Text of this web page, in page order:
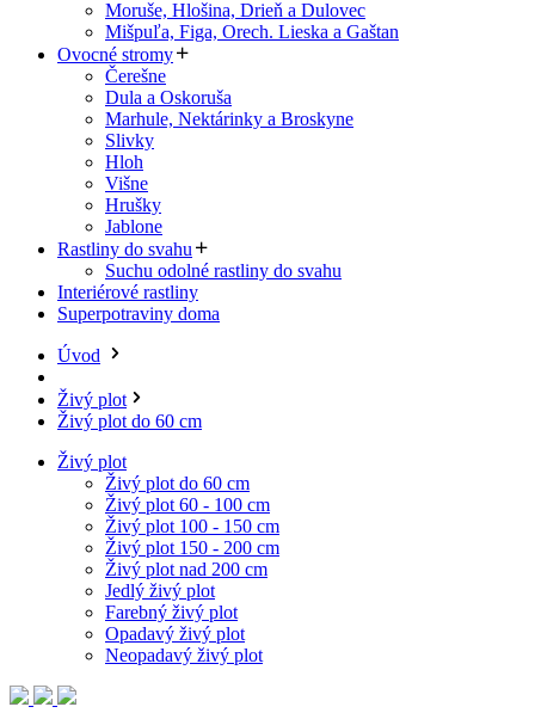
Moruše, Hlošina, Drieň a Dulovec
Mišpuľa, Figa, Orech. Lieska a Gaštan
Ovocné stromy
Čerešne
Dula a Oskoruša
Marhule, Nektárinky a Broskyne
Slivky
Hloh
Višne
Hrušky
Jablone
Rastliny do svahu
Suchu odolné rastliny do svahu
Interiérové rastliny
Superpotraviny doma
Úvod
Živý plot
Živý plot do 60 cm
Živý plot
Živý plot do 60 cm
Živý plot 60 - 100 cm
Živý plot 100 - 150 cm
Živý plot 150 - 200 cm
Živý plot nad 200 cm
Jedlý živý plot
Farebný živý plot
Opadavý živý plot
Neopadavý živý plot